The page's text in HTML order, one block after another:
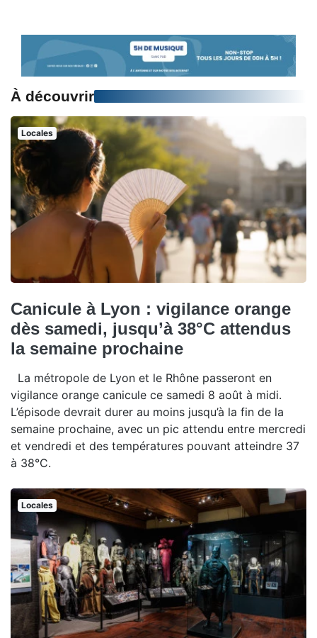
À découvrir
Locales
Canicule à Lyon : vigilance orange
dès samedi, jusqu’à 38°C attendus
la semaine prochaine
La métropole de Lyon et le Rhône passeront en
vigilance orange canicule ce samedi 8 août à midi.
L’épisode devrait durer au moins jusqu’à la fin de la
semaine prochaine, avec un pic attendu entre mercredi
et vendredi et des températures pouvant atteindre 37
à 38°C.
Locales